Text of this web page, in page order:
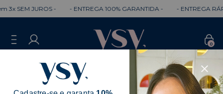
JUROS - - ENTREGA 100% GARANTIDA - - ENTREGA RÁPIDA -
0